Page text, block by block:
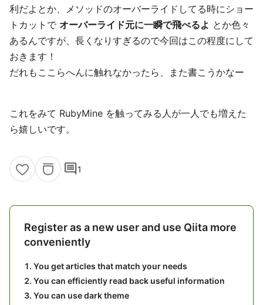
利だよとか、メソッドのオーバーライドしてる時にショー
トカットで オーバーライド元に一瞬で飛べるよ とか色々
あるんですが、長くなりすぎるので今回はこの程度にして
おきます！
だれもここらへんに触れなかったら、また書こうかなー
これをみて RubyMine を触ってみる人が一人でも増えた
ら嬉しいです。
comment1
Register as a new user and use Qiita more
conveniently
You get articles that match your needs
You can efficiently read back useful information
You can use dark theme